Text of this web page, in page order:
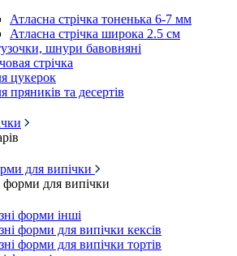
Атласна стрічка тоненька 6-7 мм
Атласна стрічка широка 2.5 см
шнури бавовняні
стрічка
цукерок
пряників та десертів
для випічки
форми для випічки
форми інші
форми для випічки кексів
форми для випічки тортів